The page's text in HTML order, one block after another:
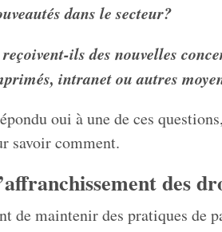
dans le secteur?
reçoivent-ils des nouvelles
intranet ou autres
oui à une de ces
savoir comment.
des
de maintenir des pratiques de